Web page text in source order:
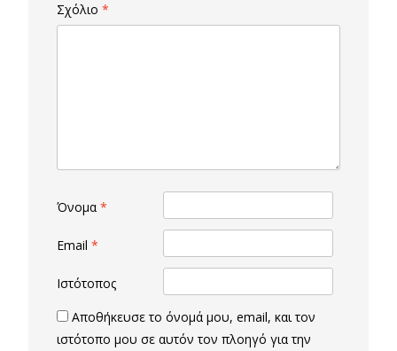
Σχόλιο *
Όνομα *
Email *
Ιστότοπος
Αποθήκευσε το όνομά μου, email, και τον
ιστότοπο μου σε αυτόν τον πλοηγό για την